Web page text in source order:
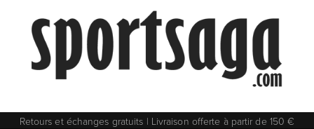
Retours et échanges gratuits | Livraison offerte à partir de 150 €